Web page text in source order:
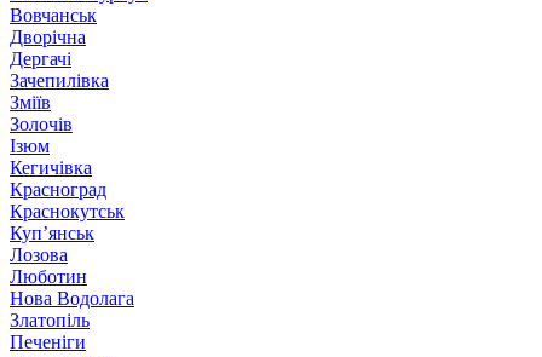
Вовчанськ
Дворічна
Дергачі
Зачепилівка
Зміїв
Золочів
Ізюм
Кегичівка
Красноград
Краснокутськ
Куп’янськ
Лозова
Люботин
Нова Водолага
Златопіль
Печеніги